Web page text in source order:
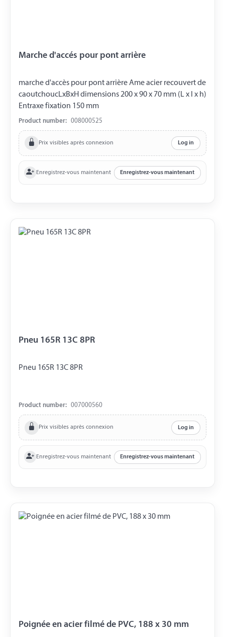
Marche d'accés pour pont arrière
marche d'accès pour pont arrière Ame acier recouvert de
caoutchoucLxBxH dimensions 200 x 90 x 70 mm (L x l x h)
Entraxe fixation 150 mm
Product number: 008000525
Prix visibles après connexion Log in
Enregistrez-vous maintenant Enregistrez-vous maintenant
Pneu 165R 13C 8PR
Pneu 165R 13C 8PR
Product number: 007000560
Prix visibles après connexion Log in
Enregistrez-vous maintenant Enregistrez-vous maintenant
Poignée en acier filmé de PVC, 188 x 30 mm